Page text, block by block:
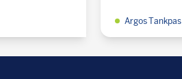
Argos Tankpas